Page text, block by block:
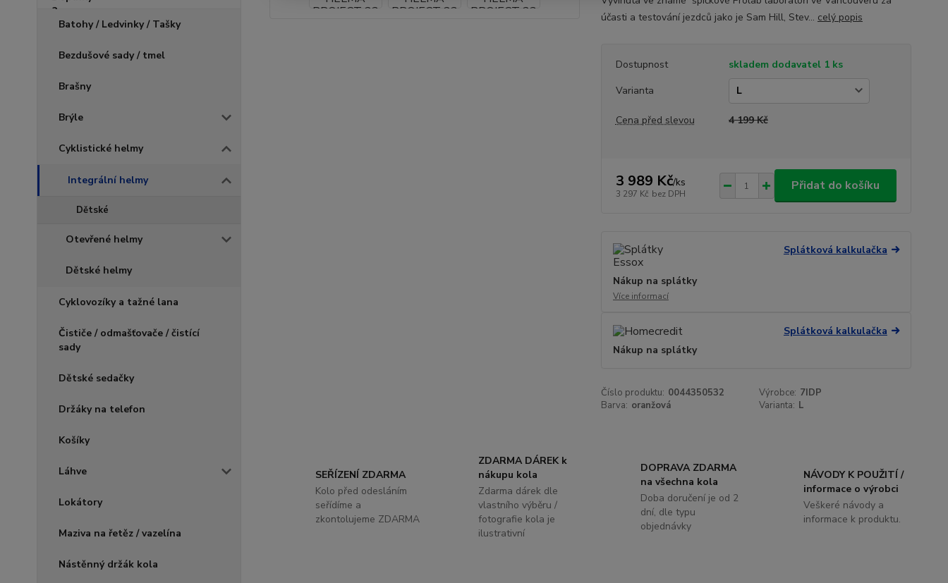
Batohy / Ledvinky / Tašky
Bezdušové sady / tmel
Brašny
Brýle
Cyklistické helmy
Integrální helmy
Dětské
Otevřené helmy
Dětské helmy
Cyklovozíky a tažné lana
Čističe / odmašťovače / čistící
sady
Dětské sedačky
Držáky na telefon
Košíky
Láhve
Lokátory
Maziva na řetěz / vazelína
Nástěnný držák kola
účasti a testování jezdců jako je Sam Hill, Stev... celý popis
Dostupnost
skladem dodavatel 1 ks
Varianta
Cena před slevou 4 199 Kč
3 989 Kč/ks
3 297 Kč bez DPH
Přidat do košíku
Splátková kalkulačka
Nákup na splátky
Více informací
Splátková kalkulačka
Nákup na splátky
Číslo produktu: 0044350532 Výrobce: 7IDP
Barva: oranžová Varianta: L
SEŘÍZENÍ ZDARMA
Kolo před odesláním
seřídíme a
zkontolujeme ZDARMA
ZDARMA DÁREK k
nákupu kola
Zdarma dárek dle
vlastního výběru /
fotografie kola je
ilustrativní
DOPRAVA ZDARMA
na všechna kola
Doba doručení je od 2
dní, dle typu
objednávky
NÁVODY K POUŽITÍ /
informace o výrobci
Veškeré návody a
informace k produktu.